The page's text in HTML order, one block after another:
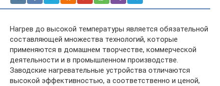
Нагрев до высокой температуры является обязательной
составляющей множества технологий, которые
применяются в домашнем творчестве, коммерческой
деятельности и в промышленном производстве.
Заводские нагревательные устройства отличаются
высокой эффективностью, а соответственно и ценой,